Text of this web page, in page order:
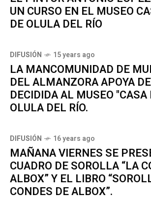
UN CURSO EN EL MUSEO
DE OLULA DEL RÍO
DIFUSIÓN 15 years ago
LA MANCOMUNIDAD DE
DEL ALMANZORA APOYA
DECIDIDA AL MUSEO
OLULA DEL RÍO.
DIFUSIÓN 16 years ago
MAÑANA VIERNES SE
CUADRO DE SOROLLA “LA
ALBOX” Y EL LIBRO
CONDES DE ALBOX”.